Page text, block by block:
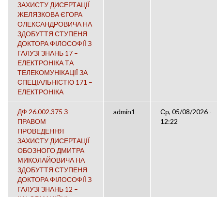
ЗАХИСТУ ДИСЕРТАЦІЇ
ЖЕЛЯЗКОВА ЄГОРА
ОЛЕКСАНДРОВИЧА НА
ЗДОБУТТЯ СТУПЕНЯ
ДОКТОРА ФІЛОСОФІЇ З
ГАЛУЗІ ЗНАНЬ 17 –
ЕЛЕКТРОНІКА ТА
ТЕЛЕКОМУНІКАЦІЇ ЗА
СПЕЦІАЛЬНІСТЮ 171 –
ЕЛЕКТРОНІКА
ДФ 26.002.375 З
ПРАВОМ
ПРОВЕДЕННЯ
ЗАХИСТУ ДИСЕРТАЦІЇ
ОБОЗНОГО ДМИТРА
МИКОЛАЙОВИЧА НА
ЗДОБУТТЯ СТУПЕНЯ
ДОКТОРА ФІЛОСОФІЇ З
ГАЛУЗІ ЗНАНЬ 12 –
admin1
Ср, 05/08/2026 -
12:22